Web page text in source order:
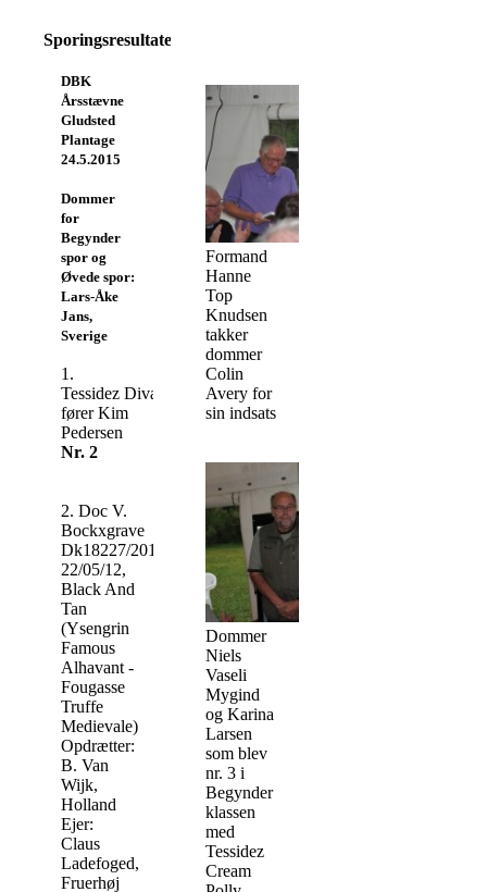
Sporingsresultater
DBK
Årsstævne
Gludsted
Plantage
24.5.2015
Dommer
for
Begynder
spor og
Øvede spor:
Lars-Åke
Jans,
Sverige
1.
Tessidez Diva
fører Kim
Pedersen
Nr. 2
2. Doc V.
Bockxgrave
Dk18227/2012,
22/05/12,
Black And
Tan
(Ysengrin
Famous
Alhavant -
Fougasse
Truffe
Medievale)
Opdrætter:
B. Van
Wijk,
Holland
Ejer:
Claus
Ladefoged,
Fruerhøj
Formand
Hanne
Top
Knudsen
takker
dommer
Colin
Avery for
sin indsats
Dommer
Niels
Vaseli
Mygind
og Karina
Larsen
som blev
nr. 3 i
Begynder
klassen
med
Tessidez
Cream